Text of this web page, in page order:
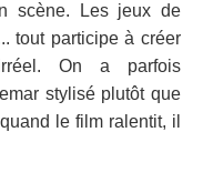
scène. Les jeux de
tout participe à créer
On a parfois
stylisé plutôt que
le film ralentit, il